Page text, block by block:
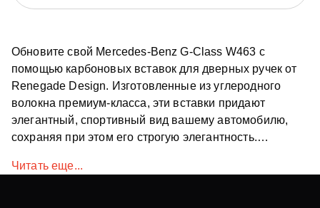
Обновите свой Mercedes-Benz G-Class W463 с
помощью карбоновых вставок для дверных ручек от
Renegade Design. Изготовленные из углеродного
волокна премиум-класса, эти вставки придают
элегантный, спортивный вид вашему автомобилю,
сохраняя при этом его строгую элегантность.
являются необходимым обновлением для более
Читать еще...